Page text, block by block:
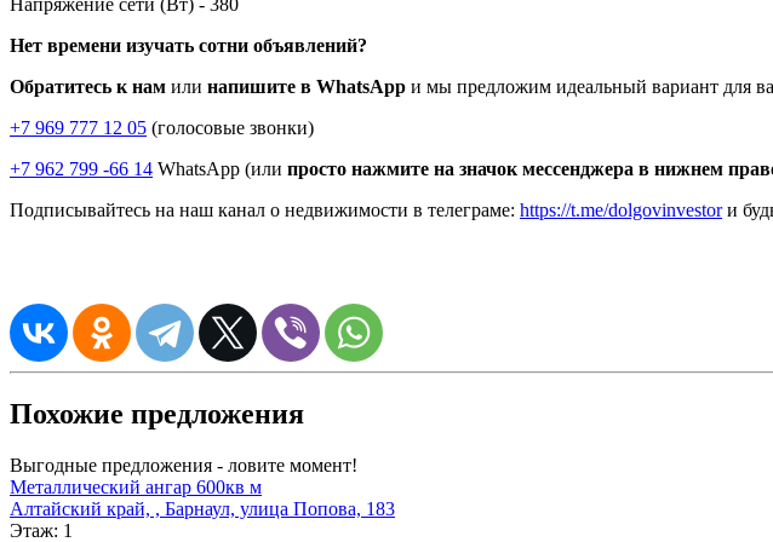
Нет времени изучать сотни объявлений?
Обратитесь к нам или напишите в WhatsApp и мы предложим идеальный вариант для
+7 969 777 12 05 (голосовые звонки)
+7 962 799 -66 14 WhatsApp (или просто нажмите на значок мессенджера в нижнем
Подписывайтесь на наш канал о недвижимости в телеграме: https://t.me/dolgovinvestorи
Похожие предложения
Выгодные предложения - ловите момент!
Металлический ангар 600кв м
Алтайский край, , Барнаул, улица Попова, 183
Этаж: 1